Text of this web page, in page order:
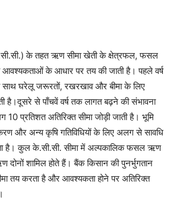
के तहत ऋण सीमा खेती के क्षेत्रफल, फसल
के आधार पर तय की जाती है। पहले वर्ष
घरेलू जरूरतों, रखरखाव और बीमा के लिए
है।दूसरे से पाँचवें वर्ष तक लागत बढ़ने की संभावना
10 प्रतिशत अतिरिक्त सीमा जोड़ी जाती है। भूमि
और अन्य कृषि गतिविधियों के लिए अलग से सावधि
है। कुल के.सी.सी. सीमा में अल्पकालिक फसल ऋण
दोनों शामिल होते हैं। बैंक किसान की पुनर्भुगतान
तय करता है और आवश्यकता होने पर अतिरिक्त